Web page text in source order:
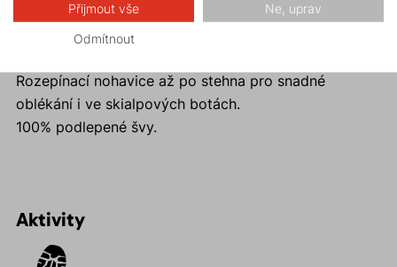
Reflexní prvky zajistí viditelnost a bezpečnost v šeru i
Rozepínací nohavice až po stehna pro snadné
oblékání i ve skialpových botách.
100% podlepené švy.
Aktivity
Přijmout vše Ne, uprav
Odmítnout